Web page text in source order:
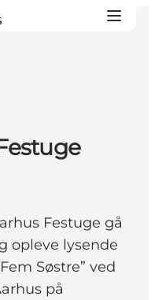
Festuge gå
opleve lysende
Søstre” ved
på